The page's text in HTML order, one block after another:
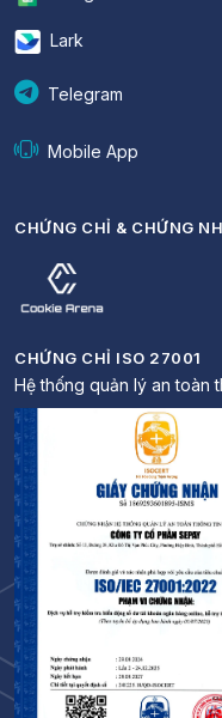
Lark
Telegram
Mobile App
CHỨNG CHỈ & CHỨNG
CHỨNG CHỈ ISO 27001
Hệ thống quản lý an toàn